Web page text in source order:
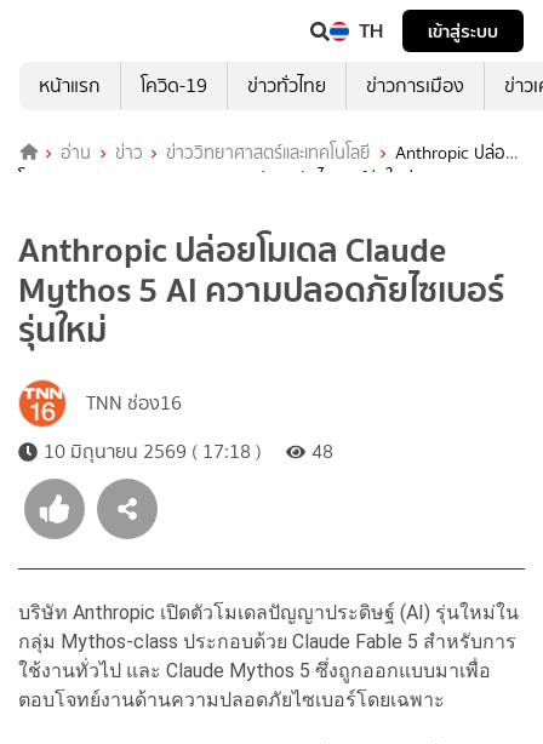
TH
เข้าสู่ระบบ
หน้าแรก
โควิด-19 ข่าวทั่วไทย ข่าวการเมือง ข่าว
อ่าน ข่าว ข่าววิทยาศาสตร์และเทคโนโลยี
Anthropic ปล่อย
โมเดล Claude Mythos 5 AI ความปลอดภัยไซเบอร์รุ่นใหม่
Anthropic ปล่อยโมเดล Claude
Mythos 5 AI ความปลอดภัยไซเบอร์
รุ่นใหม่
TNN ช่อง16
10 มิถุนายน 2569 ( 17:18 )
48
บริษัท Anthropic เปิดตัวโมเดลปัญญาประดิษฐ์ (AI) รุ่นใหม่ใน
กลุ่ม Mythos-class ประกอบด้วย Claude Fable 5 สำหรับการ
ใช้งานทั่วไป และ Claude Mythos 5 ซึ่งถูกออกแบบมาเพื่อ
ตอบโจทย์งานด้านความปลอดภัยไซเบอร์โดยเฉพาะ